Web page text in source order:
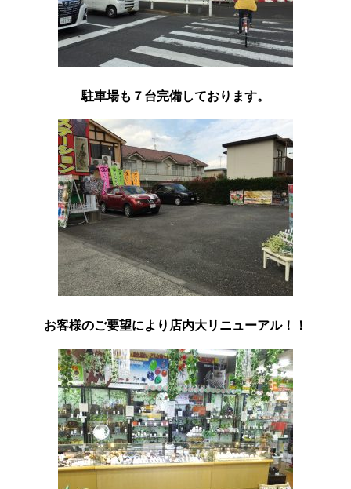
駐車場も７台完備しております。
お客様のご要望により店内大リニューアル！！